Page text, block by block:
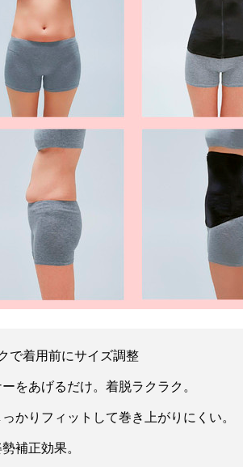
で着用前にサイズ調整
をあげるだけ。着脱ラクラク。
かりフィットして巻き上がりにくい。
補正効果。